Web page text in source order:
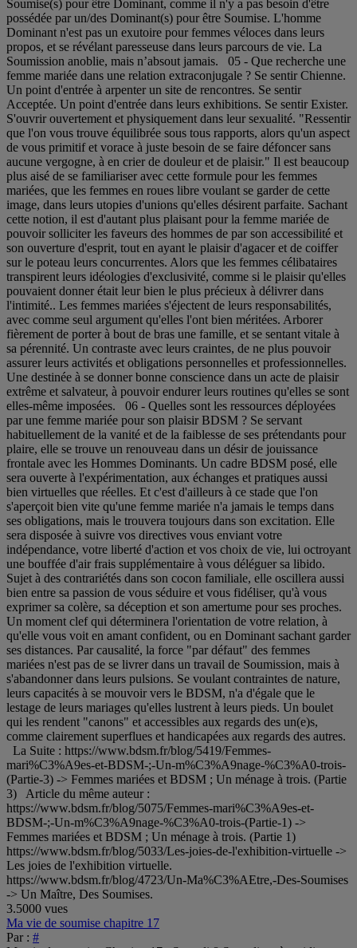
Soumise(s) pour être Dominant, comme il n'y a pas besoin d'être
possédée par un/des Dominant(s) pour être Soumise. L'homme
Dominant n'est pas un exutoire pour femmes véloces dans leurs
propos, et se révélant paresseuse dans leurs parcours de vie. La
Soumission anoblie, mais n’absout jamais. 05 - Que recherche une
femme mariée dans une relation extraconjugale ? Se sentir Chienne.
Un point d'entrée à arpenter un site de rencontres. Se sentir
Acceptée. Un point d'entrée dans leurs exhibitions. Se sentir Exister.
S'ouvrir ouvertement et physiquement dans leur sexualité. "Ressentir
que l'on vous trouve équilibrée sous tous rapports, alors qu'un aspect
de vous primitif et vorace à juste besoin de se faire défoncer sans
aucune vergogne, à en crier de douleur et de plaisir." Il est beaucoup
plus aisé de se familiariser avec cette formule pour les femmes
mariées, que les femmes en roues libre voulant se garder de cette
image, dans leurs utopies d'unions qu'elles désirent parfaite. Sachant
cette notion, il est d'autant plus plaisant pour la femme mariée de
pouvoir solliciter les faveurs des hommes de par son accessibilité et
son ouverture d'esprit, tout en ayant le plaisir d'agacer et de coiffer
sur le poteau leurs concurrentes. Alors que les femmes célibataires
transpirent leurs idéologies d'exclusivité, comme si le plaisir qu'elles
pouvaient donner était leur bien le plus précieux à délivrer dans
l'intimité.. Les femmes mariées s'éjectent de leurs responsabilités,
avec comme seul argument qu'elles l'ont bien méritées. Arborer
fièrement de porter à bout de bras une famille, et se sentant vitale à
sa pérennité. Un contraste avec leurs craintes, de ne plus pouvoir
assurer leurs activités et obligations personnelles et professionnelles.
Une destinée à se donner bonne conscience dans un acte de plaisir
extrême et salvateur, à pouvoir endurer leurs routines qu'elles se sont
elles-même imposées. 06 - Quelles sont les ressources déployées
par une femme mariée pour son plaisir BDSM ? Se servant
habituellement de la vanité et de la faiblesse de ses prétendants pour
plaire, elle se trouve un renouveau dans un désir de jouissance
frontale avec les Hommes Dominants. Un cadre BDSM posé, elle
sera ouverte à l'expérimentation, aux échanges et pratiques aussi
bien virtuelles que réelles. Et c'est d'ailleurs à ce stade que l'on
s'aperçoit bien vite qu'une femme mariée n'a jamais le temps dans
ses obligations, mais le trouvera toujours dans son excitation. Elle
sera disposée à suivre vos directives vous enviant votre
indépendance, votre liberté d'action et vos choix de vie, lui octroyant
une bouffée d'air frais supplémentaire à vous déléguer sa libido.
Sujet à des contrariétés dans son cocon familiale, elle oscillera aussi
bien entre sa passion de vous séduire et vous fidéliser, qu'à vous
exprimer sa colère, sa déception et son amertume pour ses proches.
Un moment clef qui déterminera l'orientation de votre relation, à
qu'elle vous voit en amant confident, ou en Dominant sachant garder
ses distances. Par causalité, la force "par défaut" des femmes
mariées n'est pas de se livrer dans un travail de Soumission, mais à
s'abandonner dans leurs pulsions. Se voulant contraintes de nature,
leurs capacités à se mouvoir vers le BDSM, n'a d'égale que le
lestage de leurs mariages qu'elles lustrent à leurs pieds. Un boulet
qui les rendent "canons" et accessibles aux regards des un(e)s,
comme clairement superflues et handicapées aux regards des autres.
La Suite : https://www.bdsm.fr/blog/5419/Femmes-
mari%C3%A9es-et-BDSM-;-Un-m%C3%A9nage-%C3%A0-trois-
(Partie-3) -> Femmes mariées et BDSM ; Un ménage à trois. (Partie
3) Article du même auteur :
https://www.bdsm.fr/blog/5075/Femmes-mari%C3%A9es-et-
BDSM-;-Un-m%C3%A9nage-%C3%A0-trois-(Partie-1) ->
Femmes mariées et BDSM ; Un ménage à trois. (Partie 1)
https://www.bdsm.fr/blog/5033/Les-joies-de-l'exhibition-virtuelle ->
Les joies de l'exhibition virtuelle.
https://www.bdsm.fr/blog/4723/Un-Ma%C3%AEtre,-Des-Soumises
-> Un Maître, Des Soumises.
3.5000 vues
Ma vie de soumise chapitre 17
Par : #